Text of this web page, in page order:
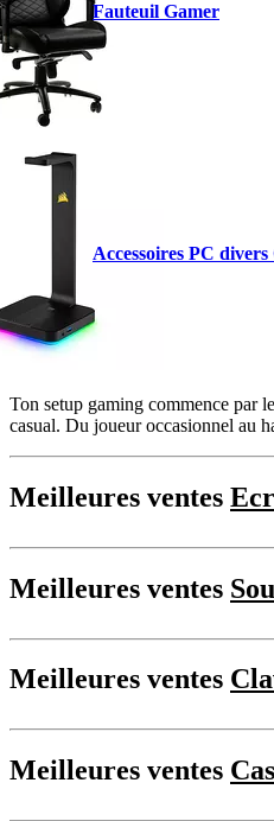
Fauteuil Gamer
Accessoires PC
Ton setup gaming commence par
casual. Du joueur occasionnel au
Meilleures ventes
Meilleures ventes
Meilleures ventes
Meilleures ventes